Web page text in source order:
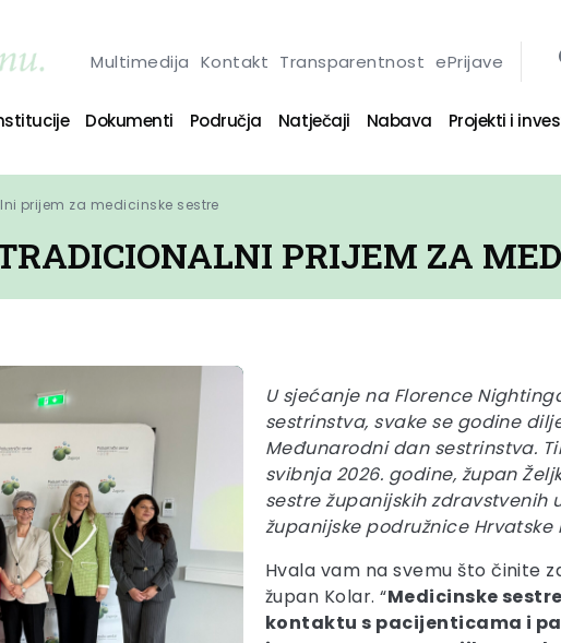
Multimedija Kontakt Transparentnost ePrijave
Dokumenti Područja Natječaji Nabava Projekti i
prijem za medicinske sestre
PRIJEM ZA
U sjećanje na Florence
sestrinstva, svake se godine
Međunarodni dan sestrinstva.
svibnja 2026. godine, župan
sestre županijskih
županijske podružnice
Hvala vam na svemu što činite
župan Kolar. “Medicinske
kontaktu s pacijenticama i